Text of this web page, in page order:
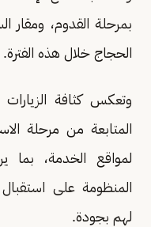
بمرحلة القدوم، ومقار
الحجاج خلال هذه الفترة.
وتعكس كثافة الزيارات
المتابعة من مرحلة
لمواقع الخدمة، بما
المنظومة على
لهم بجودة.